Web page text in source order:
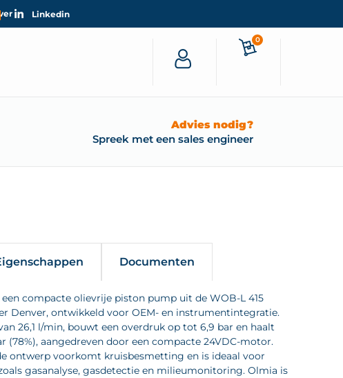
Linkedin
0
Advies nodig?
Spreek met een sales engineer
Documenten
een compacte olievrije piston pump uit de WOB-L 415
Denver, ontwikkeld voor OEM- en instrumentintegratie.
26,1 l/min, bouwt een overdruk op tot 6,9 bar en haalt
(78%), aangedreven door een compacte 24VDC-motor.
ontwerp voorkomt kruisbesmetting en is ideaal voor
gasanalyse, gasdetectie en milieumonitoring. Olmia is